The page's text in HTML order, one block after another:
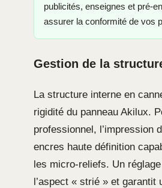
publicités, enseignes et pré-
assurer la conformité de vos
Gestion de la
La structure interne en
rigidité du panneau Akilux.
professionnel, l’impression
encres haute définition
les micro-reliefs. Un
l’aspect « strié » et garantit